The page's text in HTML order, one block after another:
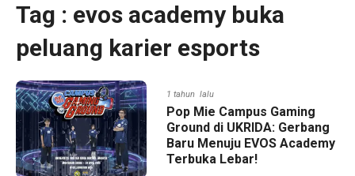
Tag : evos academy buka
peluang karier esports
1 tahun lalu
Pop Mie Campus Gaming
Ground di UKRIDA: Gerbang
Baru Menuju EVOS Academy
Terbuka Lebar!